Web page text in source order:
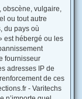
obscène, vulgaire,
ou tout autre
du pays où
est hébergé ou les
fournisseur
adresses IP de
de ces
- Varitechs